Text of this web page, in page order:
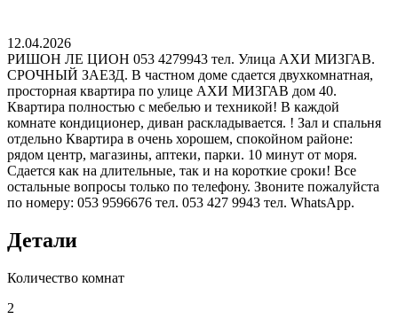
12.04.2026
РИШОН ЛЕ ЦИОН 053 4279943 тел. Улица АХИ МИЗГАВ.
СРОЧНЫЙ ЗАЕЗД. В частном доме сдается двухкомнатная,
просторная квартира по улице АХИ МИЗГАВ дом 40.
Квартира полностью с мебелью и техникой! В каждой
комнате кондиционер, диван раскладывается. ! Зал и спальня
отдельно Квартира в очень хорошем, спокойном районе:
рядом центр, магазины, аптеки, парки. 10 минут от моря.
Сдается как на длительные, так и на короткие сроки! Все
остальные вопросы только по телефону. Звоните пожалуйста
по номеру: 053 9596676 тел. 053 427 9943 тел. WhatsApp.
Детали
Количество комнат
2